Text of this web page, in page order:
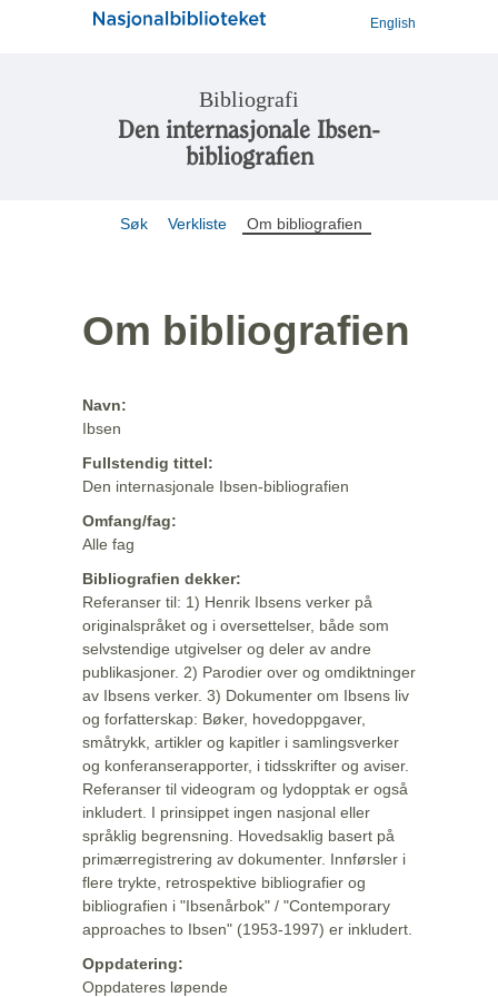
English
Bibliografi
Den internasjonale Ibsen-
bibliografien
Søk Verkliste Om bibliografien
Om bibliografien
Navn:
Ibsen
Fullstendig tittel:
Den internasjonale Ibsen-bibliografien
Omfang/fag:
Alle fag
Bibliografien dekker:
Referanser til: 1) Henrik Ibsens verker på
originalspråket og i oversettelser, både som
selvstendige utgivelser og deler av andre
publikasjoner. 2) Parodier over og omdiktninger
av Ibsens verker. 3) Dokumenter om Ibsens liv
og forfatterskap: Bøker, hovedoppgaver,
småtrykk, artikler og kapitler i samlingsverker
og konferanserapporter, i tidsskrifter og aviser.
Referanser til videogram og lydopptak er også
inkludert. I prinsippet ingen nasjonal eller
språklig begrensning. Hovedsaklig basert på
primærregistrering av dokumenter. Innførsler i
flere trykte, retrospektive bibliografier og
bibliografien i "Ibsenårbok" / "Contemporary
approaches to Ibsen" (1953-1997) er inkludert.
Oppdatering:
Oppdateres løpende